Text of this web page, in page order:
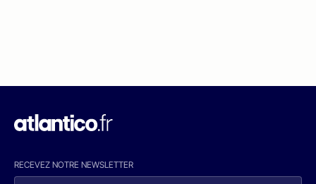
RECEVEZ NOTRE NEWSLETTER